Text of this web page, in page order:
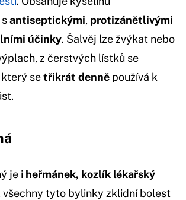
antiseptickými, protizánětlivými
účinky. Šalvěj lze žvýkat nebo
z čerstvých lístků se
setřikrát denně používá k
je i heřmánek, kozlík lékařský
všechny tyto bylinky zklidní bolest